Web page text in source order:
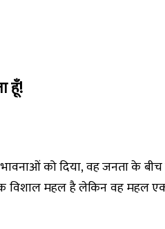
हूँ!
को दिया, वह जनता के
विशाल महल है लेकिन वह महल